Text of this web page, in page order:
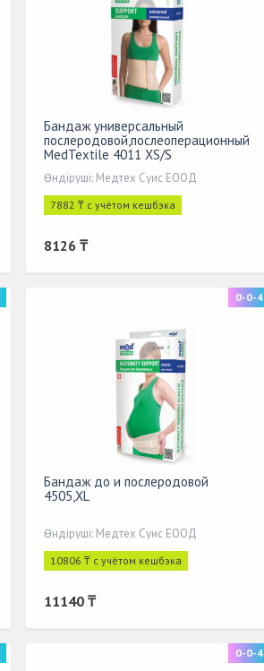
Бандаж универсальный
послеродовой,послеоперационный
MedTextile 4011 XS/S
Өндіруші: Медтех Суис ЕООД
7882 ₸ с учётом кешбэка
8126 ₸
0-0-4
Бандаж до и послеродовой
4505,XL
Өндіруші: Медтех Суис ЕООД
10806 ₸ с учётом кешбэка
11140 ₸
0-0-4